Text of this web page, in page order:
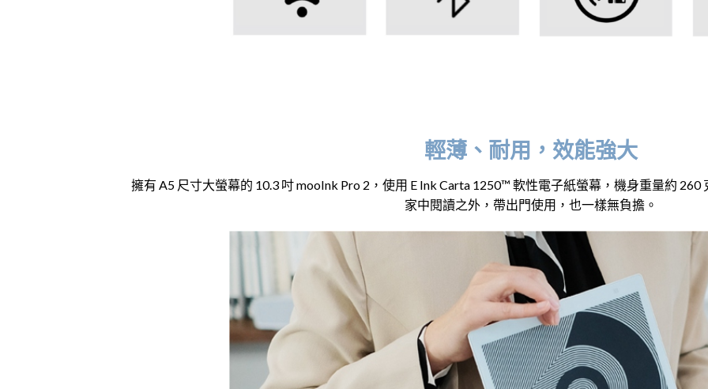
輕薄、耐用，效能強大
擁有 A5 尺寸大螢幕的 10.3 吋 mooInk Pro 2，使用 E Ink Carta 1250™ 軟性電子紙螢幕，機身重量約
家中閱讀之外，帶出門使用，也一樣無負擔。